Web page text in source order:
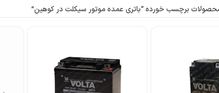
برچسب خورده “باتری عمده موتور سیکلت در کوهین”